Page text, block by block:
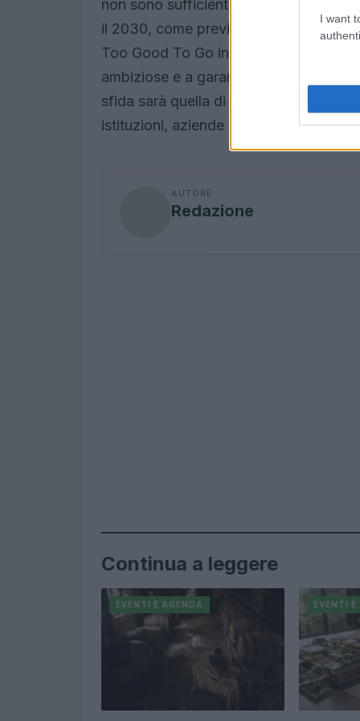
I want
non sono sufficienti per raggiungere
il 2030, come previsto dall’Obiettivo
Too Good To Go invita gli Stati
ambiziose e a garantire che le misure
sfida sarà quella di trasformare questi
istituzioni, aziende e cittadini in un
AUTORE
Redazione
Continua a leggere
EVENTI E AGENDA EVENTI E